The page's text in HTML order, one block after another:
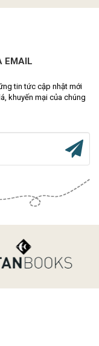
EMAIL
tin tức cập nhật mới
khuyến mại của chúng